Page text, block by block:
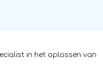
in het oplossen van